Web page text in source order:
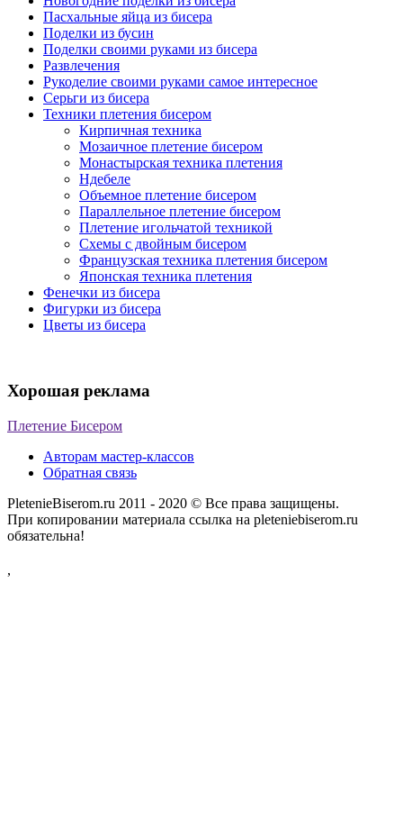
Пасхальные яйца из бисера
Поделки из бусин
Поделки своими руками из бисера
Развлечения
Рукоделие своими руками самое интересное
Серьги из бисера
Техники плетения бисером
Кирпичная техника
Мозаичное плетение бисером
Монастырская техника плетения
Ндебеле
Объемное плетение бисером
Параллельное плетение бисером
Плетение игольчатой техникой
Схемы с двойным бисером
Французская техника плетения бисером
Японская техника плетения
Фенечки из бисера
Фигурки из бисера
Цветы из бисера
Хорошая реклама
Плетение Бисером
Авторам мастер-классов
Обратная связь
PletenieBiserom.ru 2011 - 2020 © Все права защищены.
При копировании материала ссылка на pleteniebiserom.ru
обязательна!
,